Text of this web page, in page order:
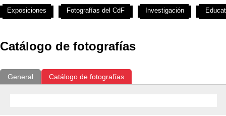
Catálogo de fotografías
General Catálogo de fotografías
Exposiciones Fotografías del CdF Investigación